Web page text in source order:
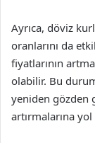
Ayrıca, döviz
oranlarını da
fiyatlarının
olabilir. Bu
yeniden gözden
artırmalarına